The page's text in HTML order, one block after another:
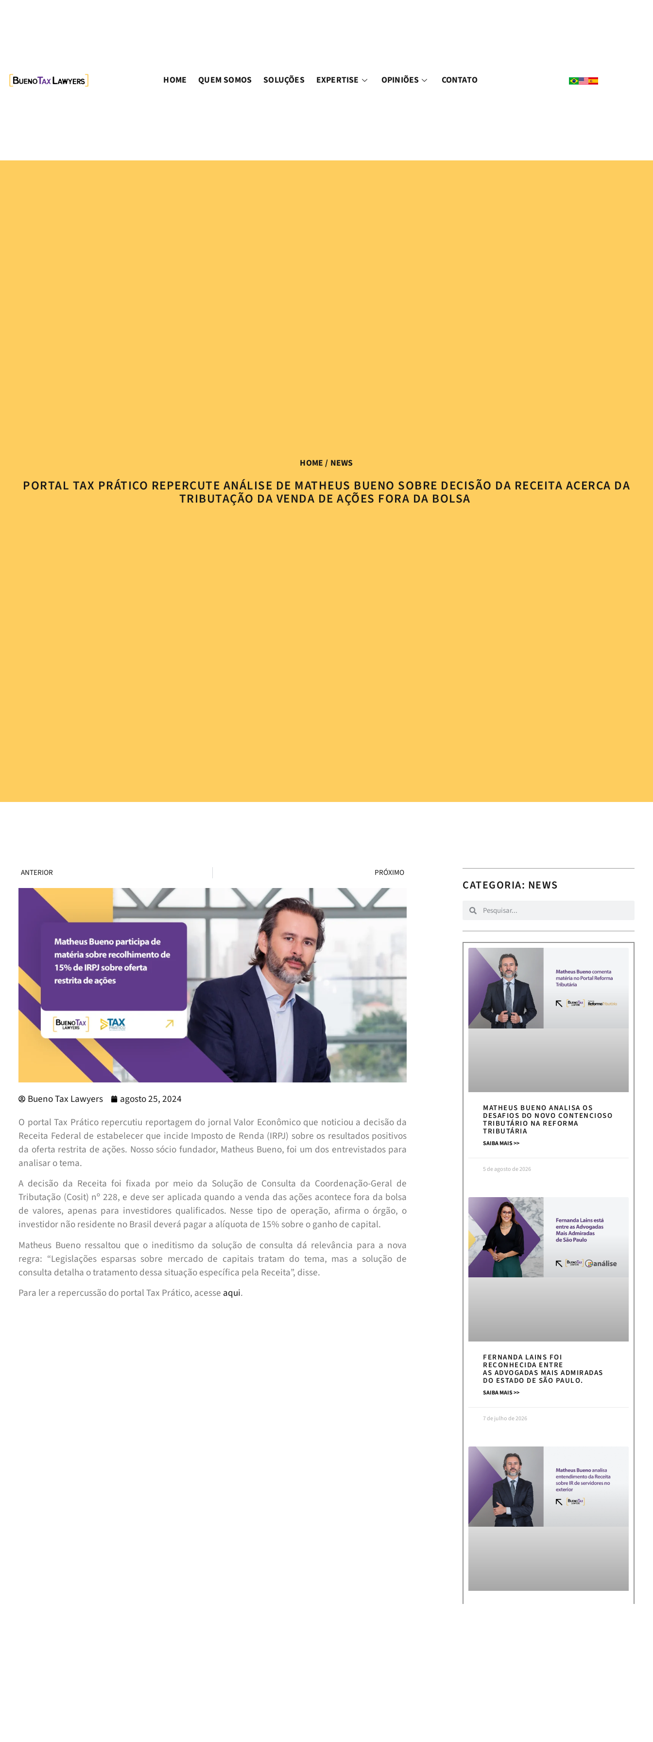
HOME QUEM SOMOS SOLUÇÕES EXPERTISE OPINIÕES CONTATO
HOME / NEWS
PORTAL TAX PRÁTICO REPERCUTE ANÁLISE DE MATHEUS BUENO SOBRE DECISÃO DA RECEITA ACERCA DA
TRIBUTAÇÃO DA VENDA DE AÇÕES FORA DA BOLSA
ANTERIOR PRÓXIMO
Bueno Tax Lawyers
agosto 25, 2024
O portal Tax Prático repercutiu reportagem do jornal Valor Econômico que noticiou a decisão da
Receita Federal de estabelecer que incide Imposto de Renda (IRPJ) sobre os resultados positivos
da oferta restrita de ações. Nosso sócio fundador, Matheus Bueno, foi um dos entrevistados para
analisar o tema.
A decisão da Receita foi fixada por meio da Solução de Consulta da Coordenação-Geral de
Tributação (Cosit) nº 228, e deve ser aplicada quando a venda das ações acontece fora da bolsa
de valores, apenas para investidores qualificados. Nesse tipo de operação, afirma o órgão, o
investidor não residente no Brasil deverá pagar a alíquota de 15% sobre o ganho de capital.
Matheus Bueno ressaltou que o ineditismo da solução de consulta dá relevância para a nova
regra: “Legislações esparsas sobre mercado de capitais tratam do tema, mas a solução de
consulta detalha o tratamento dessa situação específica pela Receita”, disse.
Para ler a repercussão do portal Tax Prático, acesse aqui.
CATEGORIA: NEWS
MATHEUS BUENO ANALISA OS
DESAFIOS DO NOVO CONTENCIOSO
TRIBUTÁRIO NA REFORMA
TRIBUTÁRIA
SAIBA MAIS >>
5 de agosto de 2026
FERNANDA LAINS FOI
RECONHECIDA ENTRE
AS ADVOGADAS MAIS ADMIRADAS
DO ESTADO DE SÃO PAULO.
SAIBA MAIS >>
7 de julho de 2026